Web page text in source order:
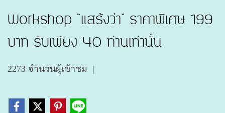
Workshop “แสร้งว่า” ราคาพิเศษ 199
บาท รับเพียง 40 ท่านเท่านั้น
2273 จำนวนผู้เข้าชม |